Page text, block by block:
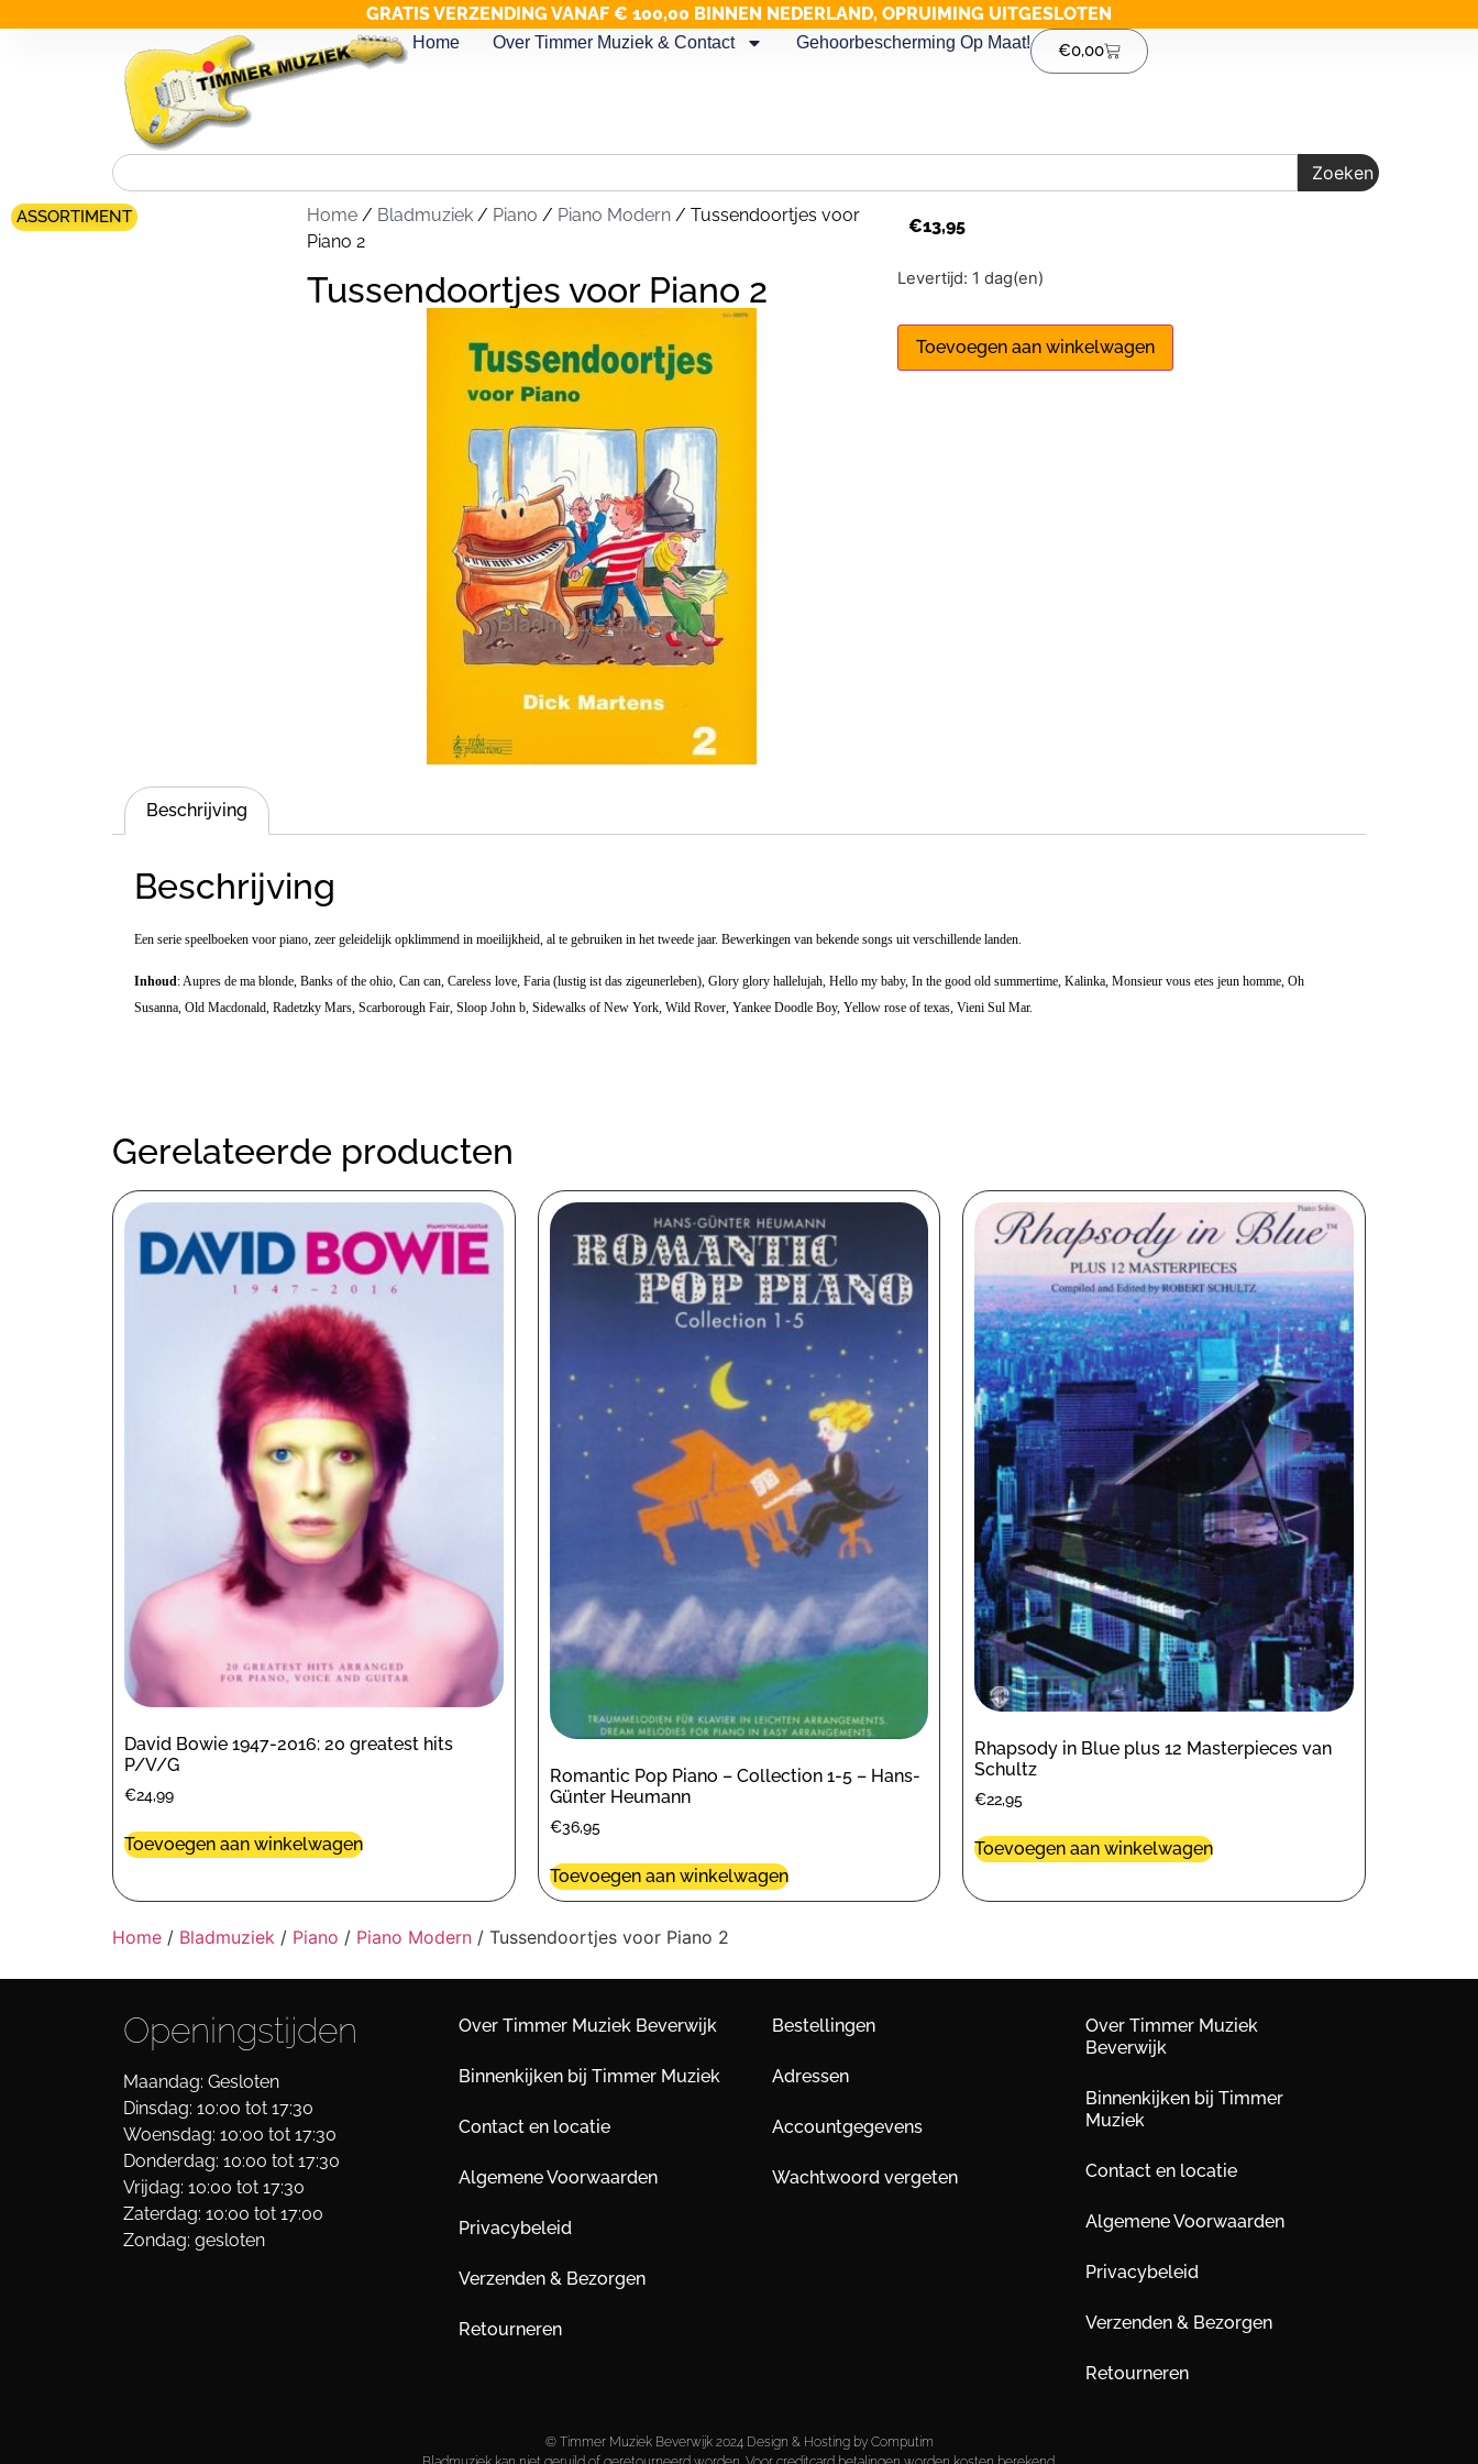
GRATIS VERZENDING VANAF € 100,00 BINNEN NEDERLAND, OPRUIMING UITGESLOTEN
Home Over Timmer Muziek & Contact Gehoorbescherming Op Maat! €0,00
Zoeken
ASSORTIMENT Home/ Bladmuziek/ Piano / Piano Modern/ Tussendoortjes voor
Piano 2
Tussendoortjes voor Piano 2
€13,95
Levertijd: 1 dag(en)
Toevoegen aan winkelwagen
Beschrijving
Beschrijving
Een serie speelboeken voor piano, zeer geleidelijk opklimmend in moeilijkheid, al te gebruiken in het tweede jaar. Bewerkingen van bekende songs uit verschillende landen.
Inhoud: Aupres de ma blonde, Banks of the ohio, Can can, Careless love, Faria (lustig ist das zigeunerleben), Glory glory hallelujah, Hello my baby, In the good old summertime, Kalinka, Monsieur vous etes jeun homme, Oh
Susanna, Old Macdonald, Radetzky Mars, Scarborough Fair, Sloop John b, Sidewalks of New York, Wild Rover, Yankee Doodle Boy, Yellow rose of texas, Vieni Sul Mar.
Gerelateerde producten
David Bowie 1947-2016: 20 greatest hits
P/V/G
€24,99
Toevoegen aan winkelwagen
Romantic Pop Piano – Collection 1-5 – Hans-
Günter Heumann
€36,95
Toevoegen aan winkelwagen
Rhapsody in Blue plus 12 Masterpieces van
Schultz
€22,95
Toevoegen aan winkelwagen
Home / Bladmuziek / Piano / Piano Modern / Tussendoortjes voor Piano 2
Openingstijden
Maandag: Gesloten
Dinsdag: 10:00 tot 17:30
Woensdag: 10:00 tot 17:30
Donderdag: 10:00 tot 17:30
Vrijdag: 10:00 tot 17:30
Zaterdag: 10:00 tot 17:00
Zondag: gesloten
Over Timmer Muziek Beverwijk
Binnenkijken bij Timmer Muziek
Contact en locatie
Algemene Voorwaarden
Privacybeleid
Verzenden & Bezorgen
Retourneren
Bestellingen
Adressen
Accountgegevens
Wachtwoord vergeten
Over Timmer Muziek
Beverwijk
Binnenkijken bij Timmer
Muziek
Contact en locatie
Algemene Voorwaarden
Privacybeleid
Verzenden & Bezorgen
Retourneren
© Timmer Muziek Beverwijk 2024 Design & Hosting by Computim